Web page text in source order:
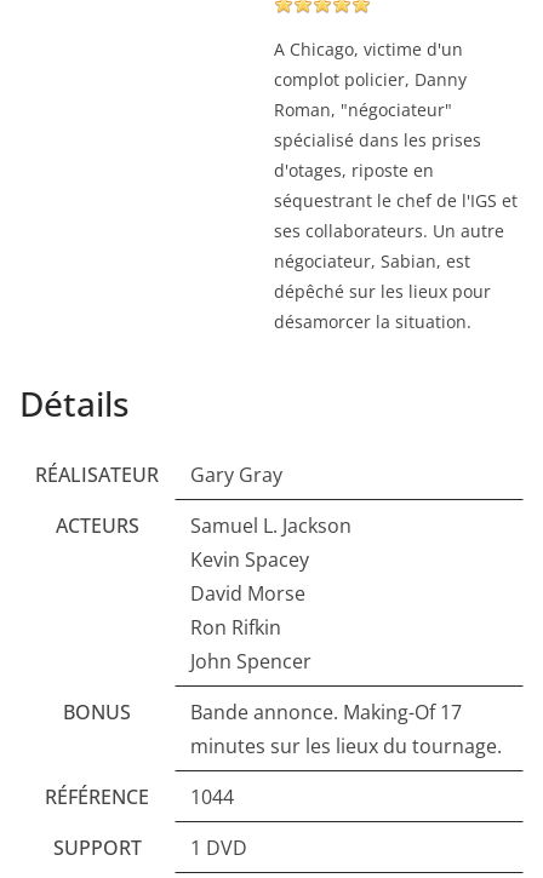
A Chicago, victime d'un
complot policier, Danny
Roman, "négociateur"
spécialisé dans les prises
d'otages, riposte en
séquestrant le chef de l'IGS et
ses collaborateurs. Un autre
négociateur, Sabian, est
dépêché sur les lieux pour
désamorcer la situation.
Détails
RÉALISATEUR
Gary Gray
ACTEURS
Samuel L. Jackson
Kevin Spacey
David Morse
Ron Rifkin
John Spencer
BONUS
Bande annonce. Making-Of 17
minutes sur les lieux du tournage.
RÉFÉRENCE
1044
SUPPORT
1 DVD